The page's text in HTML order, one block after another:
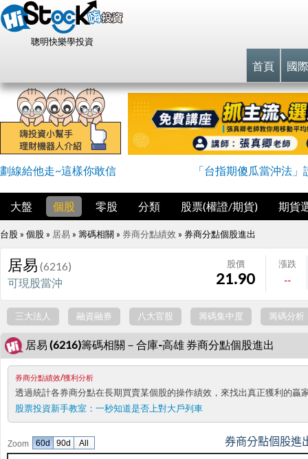
聰明快樂學投資
首頁 國
劃線給他走~這樣你敢信 「台指期傻瓜當沖法
大盤 個股 零股 分類 股票(權證/期貨) 期貨
台股 » 個股 » 居易 » 籌碼相關 » 券商分點績效 » 券商分點個股進出
居易 (6216)
可現股當沖
股價
21.90
漲跌
--
三大法人 融資融券 八大官股 籌碼集中度 籌碼分析
居易 (6216)籌碼相關－合庫-高雄 券商分點個股進出
券商分點績效/獲利分析
透過統計各券商分點在長期買賣某個股的操作績效，來找出真正獲利的
股票投資新手教室： 一秒知道是否上對大戶列車
Zoom 券商分點個股進
60d 90d All